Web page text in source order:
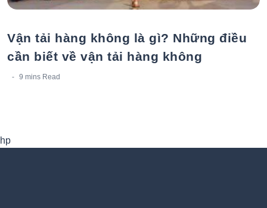
Vận tải hàng không là gì? Những điều
cần biết về vận tải hàng không
9 mins Read
hp